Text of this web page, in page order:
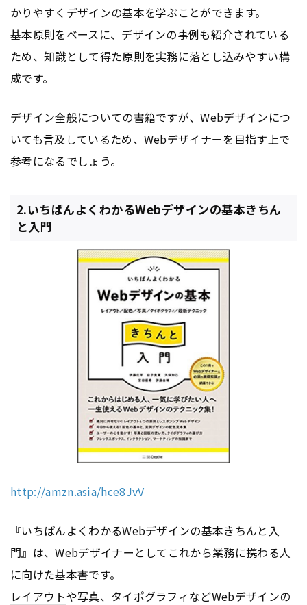
かりやすくデザインの基本を学ぶことができます。
基本原則をベースに、デザインの事例も紹介されている
ため、知識として得た原則を実務に落とし込みやすい構
成です。
デザイン全般についての書籍ですが、Webデザインにつ
いても言及しているため、Webデザイナーを目指す上で
参考になるでしょう。
2.いちばんよくわかるWebデザインの基本きちん
と入門
http://amzn.asia/hce8JvV
『いちばんよくわかるWebデザインの基本きちんと入
門』は、Webデザイナーとしてこれから業務に携わる人
に向けた基本書です。
レイアウトや写真、タイポグラフィなどWebデザインの